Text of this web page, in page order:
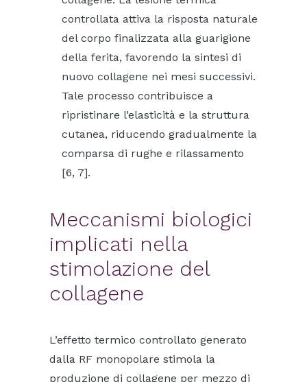
controllata attiva la risposta naturale
del corpo finalizzata alla guarigione
della ferita, favorendo la sintesi di
nuovo collagene nei mesi successivi.
Tale processo contribuisce a
ripristinare l’elasticità e la struttura
cutanea, riducendo gradualmente la
comparsa di rughe e rilassamento
[6, 7].
Meccanismi biologici
implicati nella
stimolazione del
collagene
L’effetto termico controllato generato
dalla RF monopolare stimola la
produzione di collagene per mezzo di